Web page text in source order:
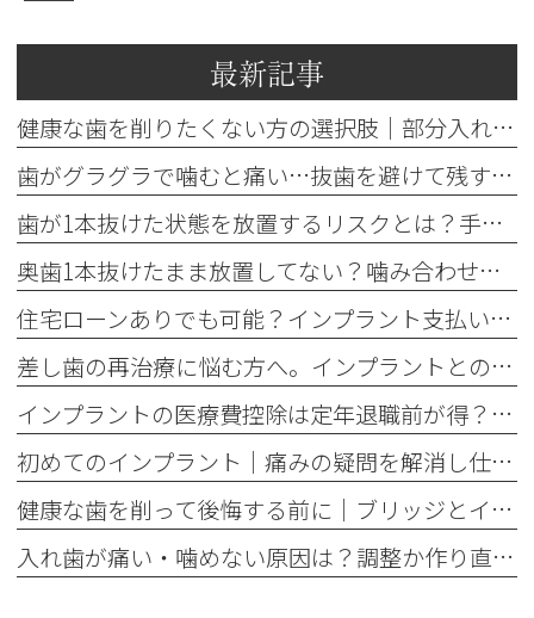
最新記事
健康な歯を削りたくない方の選択肢｜部分入れ歯・ブリッジ・人工歯根
歯がグラグラで噛むと痛い…抜歯を避けて残す基準を歯科医が解説
歯が1本抜けた状態を放置するリスクとは？手遅れを防ぐ3つの治療法
奥歯1本抜けたまま放置してない？噛み合わせの違和感と3つの治療法
住宅ローンありでも可能？インプラント支払いのデンタルローン審査と控除
差し歯の再治療に悩む方へ。インプラントとの違いと3つの判断基準
インプラントの医療費控除は定年退職前が得？還付額で損しない方法
初めてのインプラント｜痛みの疑問を解消し仕事への影響を防ぐ対策
健康な歯を削って後悔する前に｜ブリッジとインプラント5つの判断基準
入れ歯が痛い・噛めない原因は？調整か作り直しかの見極め方